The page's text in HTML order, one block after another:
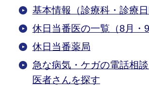
基本情報（診療科・診療日
休日当番医の一覧 （8月・9
休日当番薬局
急な病気・ケガの電話相
医者さんを探す